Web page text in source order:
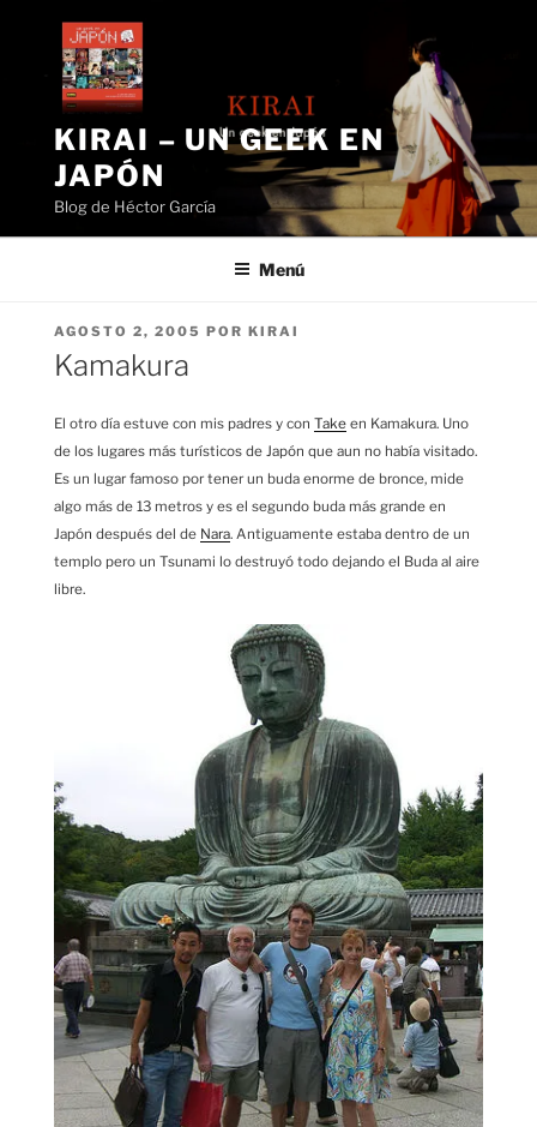
contenido
KIRAI – UN GEEK EN
JAPÓN
Blog de Héctor García
Menú
PUBLICADO
EL
AGOSTO 2, 2005 POR KIRAI
Kamakura
El otro día estuve con mis padres y con Take en Kamakura. Uno
de los lugares más turísticos de Japón que aun no había visitado.
Es un lugar famoso por tener un buda enorme de bronce, mide
algo más de 13 metros y es el segundo buda más grande en
Japón después del de Nara. Antiguamente estaba dentro de un
templo pero un Tsunami lo destruyó todo dejando el Buda al aire
libre.